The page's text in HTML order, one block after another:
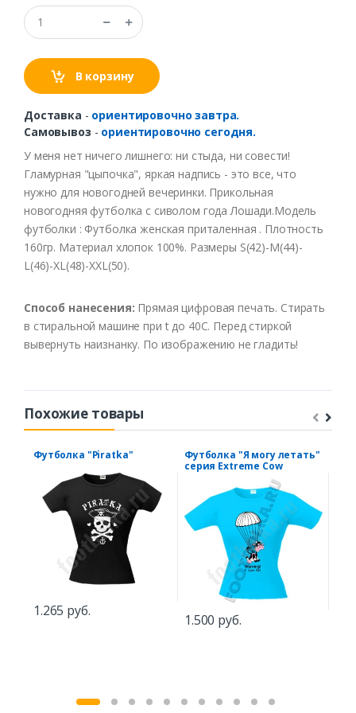
В корзину
Доставка - ориентировочно завтра.
Самовывоз - ориентировочно сегодня.
У меня нет ничего лишнего: ни стыда, ни совести!
Гламурная "цыпочка", яркая надпись - это все, что
нужно для новогодней вечеринки. Прикольная
новогодняя футболка с сиволом года Лошади.Модель
футболки : Футболка женская приталенная . Плотность
160гр. Материал хлопок 100%. Размеры S(42)-M(44)-
L(46)-XL(48)-XXL(50).
Способ нанесения: Прямая цифровая печать. Стирать
в стиральной машине при tдо 40С. Перед стиркой
вывернуть наизнанку. По изображению не гладить!
Похожие товары
Футболка "Piratka"
1.265 руб.
Футболка "Я могу летать"
серия Extreme Cow
1.500 руб.